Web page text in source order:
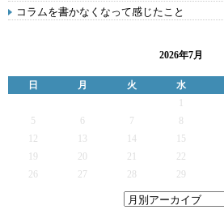
コラムを書かなくなって感じたこと
2026年7月
日 月 火 水
5
6 7
12
13 14 15
19
20 21 22
26
27 28 29